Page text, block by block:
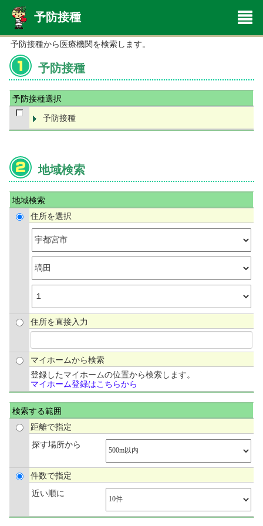
予防接種
予防接種から医療機関を検索します。
予防接種
予防接種選択
予防接種
地域検索
地域検索
住所を選択
住所を直接入力
マイホームから検索
登録したマイホームの位置から検索します。
マイホーム登録はこちらから
検索する範囲
距離で指定
探す場所から
件数で指定
近い順に